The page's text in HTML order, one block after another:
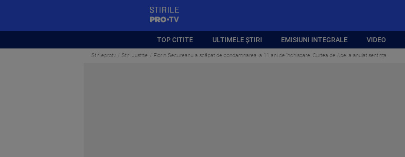
TOP CITITE ULTIMELE ȘTIRI EMISIUNI INTEGRALE VIDEO
Stirileprotv Stiri Justitie Florin Secureanu a scăpat de condamnarea la 11 ani de închisoare. Curtea de Apel a anulat sentința